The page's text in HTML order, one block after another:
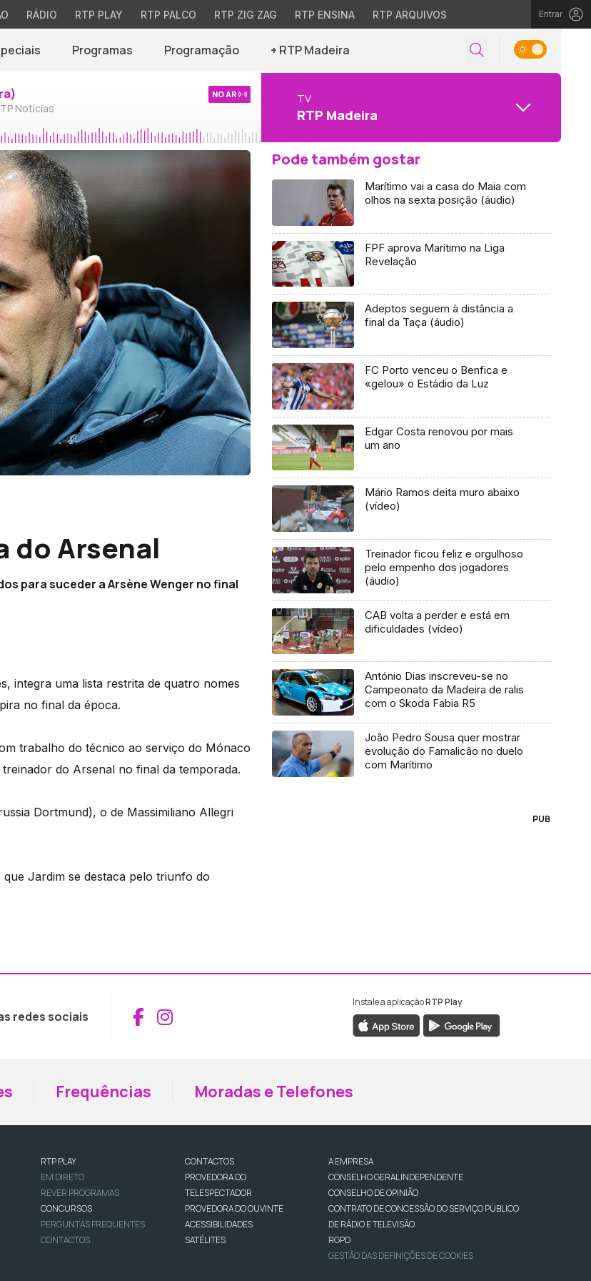
RÁDIO RTP PLAY RTP PALCO RTP ZIG ZAG RTP ENSINA RTP ARQUIVOS Entrar
Programas Programação + RTP Madeira
Notícias
NO AR TV
RTP Madeira
do Arsenal
para suceder a Arsène Wenger no final
integra uma lista restrita de quatro nomes
no final da época.
trabalho do técnico ao serviço do Mónaco
do Arsenal no final da temporada.
Dortmund), o de Massimiliano Allegri
Jardim se destaca pelo triunfo do
Pode também gostar
Marítimo vai a casa do Maia com
olhos na sexta posição (áudio)
FPF aprova Marítimo na Liga
Revelação
Adeptos seguem à distância a
final da Taça (áudio)
FC Porto venceu o Benfica e
«gelou» o Estádio da Luz
Edgar Costa renovou por mais
um ano
Mário Ramos deita muro abaixo
(vídeo)
Treinador ficou feliz e orgulhoso
pelo empenho dos jogadores
(áudio)
CAB volta a perder e está em
dificuldades (vídeo)
António Dias inscreveu-se no
Campeonato da Madeira de ralis
com o Skoda Fabia R5
João Pedro Sousa quer mostrar
evolução do Famalicão no duelo
com Marítimo
PUB
redes sociais Aceder ao Facebook da RTP Madeira
Aceder ao Instagram da RTP Madeira
Instale a aplicaçãoRTP Play
Frequências Moradas e Telefones
RTP PLAY
EM DIRETO
REVER PROGRAMAS
CONCURSOS
PERGUNTAS FREQUENTES
CONTACTOS
CONTACTOS
PROVEDORA DO
TELESPECTADOR
PROVEDORA DO OUVINTE
ACESSIBILIDADES
SATÉLITES
A EMPRESA
CONSELHO GERAL INDEPENDENTE
CONSELHO DE OPINIÃO
CONTRATO DE CONCESSÃO DO SERVIÇO PÚBLICO
DE RÁDIO E TELEVISÃO
RGPD
GESTÃO DAS DEFINIÇÕES DE COOKIES